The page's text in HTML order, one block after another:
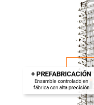
+ PREFABRICACIÓN
Ensamble controlado en
fábrica con alta precisión